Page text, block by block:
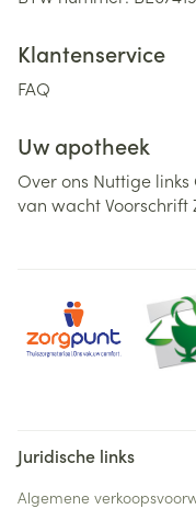
Klantenservice
FAQ
Uw apotheek
Over ons Nuttige links
van wachtVoorschrift
Juridische links
Algemene